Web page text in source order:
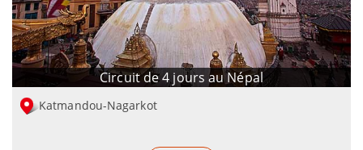
Circuit de 4 jours au Népal
Katmandou-Nagarkot